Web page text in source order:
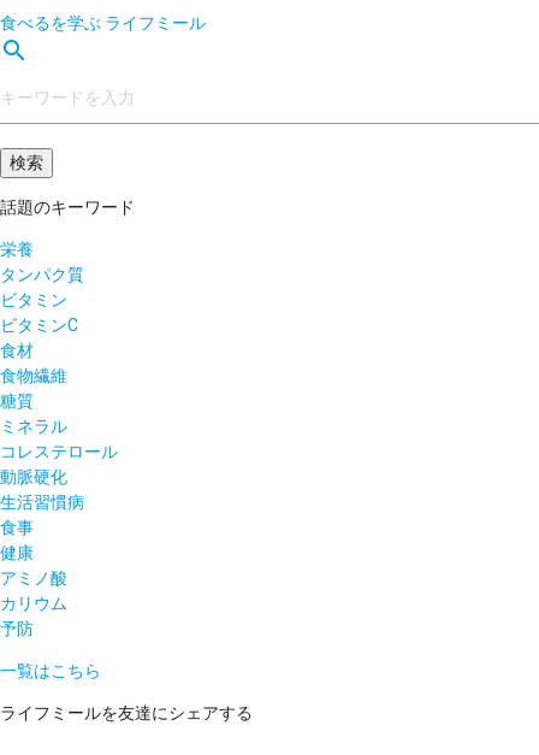
食べるを学ぶ ライフミール
search
話題のキーワード
栄養
タンパク質
ビタミン
ビタミンC
食材
食物繊維
糖質
ミネラル
コレステロール
動脈硬化
生活習慣病
食事
健康
アミノ酸
カリウム
予防
一覧はこちら
ライフミールを友達にシェアする